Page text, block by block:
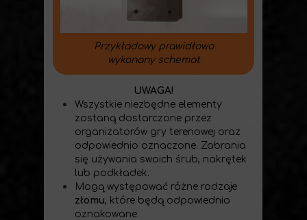
Przykładowy prawidłowo
wykonany schemat
UWAGA!
Wszystkie niezbędne elementy
zostaną dostarczone przez
organizatorów gry terenowej oraz
odpowiednio oznaczone. Zabrania
się używania swoich śrub, nakrętek
lub podkładek.
Mogą występować różne rodzaje
złomu, które będą odpowiednio
oznakowane